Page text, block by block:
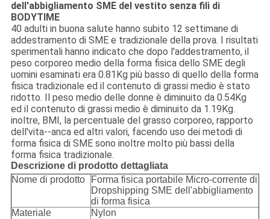
dell'abbigliamento SME del vestito senza fili di
BODYTIME
40 adulti in buona salute hanno subito 12 settimane di
addestramento di SME e tradizionale della prova. I risultati
sperimentali hanno indicato che dopo l'addestramento, il
peso corporeo medio della forma fisica dello SME degli
uomini esaminati era 0.81Kg più basso di quello della forma
fisica tradizionale ed il contenuto di grassi medio è stato
ridotto. Il peso medio delle donne è diminuito da 0.54Kg
ed il contenuto di grassi medio è diminuito da 1.19Kg.
inoltre, BMI, la percentuale del grasso corporeo, rapporto
dell'vita--anca ed altri valori, facendo uso dei metodi di
forma fisica di SME sono inoltre molto più bassi della
forma fisica tradizionale.
Descrizione di prodotto dettagliata
Nome di prodotto
Forma fisica portabile Micro-corrente di
Dropshipping SME dell'abbigliamento
di forma fisica
Materiale
Nylon